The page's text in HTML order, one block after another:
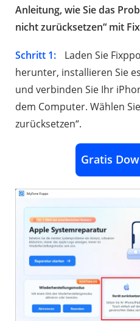
Anleitung, wie Sie das
nicht zurücksetzen“ mit
Schritt 1:
Laden Sie
herunter, installieren Sie
und verbinden Sie Ihr
dem Computer. Wählen
zurücksetzen“.
Gratis